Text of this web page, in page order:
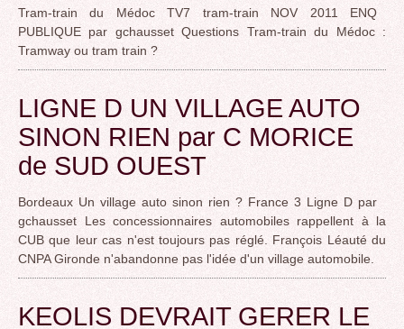
Tram-train du Médoc TV7 tram-train NOV 2011 ENQ
PUBLIQUE par gchausset Questions Tram-train du Médoc :
Tramway ou tram train ?
LIGNE D UN VILLAGE AUTO
SINON RIEN par C MORICE
de SUD OUEST
Bordeaux Un village auto sinon rien ? France 3 Ligne D par
gchausset Les concessionnaires automobiles rappellent à la
CUB que leur cas n'est toujours pas réglé. François Léauté du
CNPA Gironde n'abandonne pas l'idée d'un village automobile.
KEOLIS DEVRAIT GERER LE